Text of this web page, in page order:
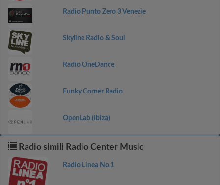
Radio Punto Zero 3 Venezie
Skyline Radio & Soul
Radio OneDance
Funky Corner Radio
OpenLab (Ibiza)
Radio simili Radio Center Music
Radio Linea No.1